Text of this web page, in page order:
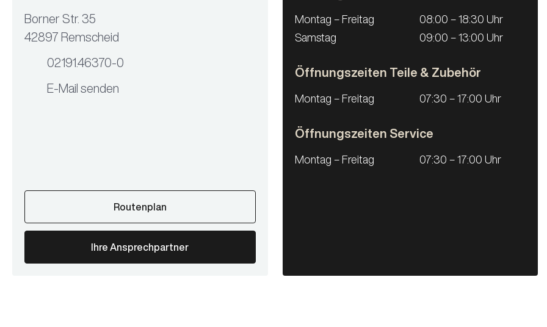
Borner Str. 35
42897 Remscheid
02191.46370-0
E-Mail senden
Routenplan
Ihre Ansprechpartner
Montag – Freitag
08:00 – 18:30 Uhr
Samstag
09:00 – 13:00 Uhr
Öffnungszeiten Teile & Zubehör
Montag – Freitag 07:30 – 17:00 Uhr
Öffnungszeiten Service
Montag – Freitag 07:30 – 17:00 Uhr